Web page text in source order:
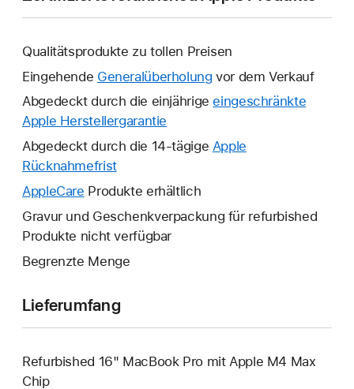
Qualitätsprodukte zu tollen Preisen
Eingehende Generalüberholung vor dem Verkauf
Abgedeckt durch die einjährige eingeschränkte
Apple Herstellergarantie
neues
geöffnet.
Abgedeckt durch die 14-tägige Apple
RücknahmefristEin
neues
wird
geöffnet.
AppleCare Ein
neues
Fenster
geöffnet.
Produkte erhältlich
Gravur und Geschenkverpackung für refurbished
Produkte nicht verfügbar
Begrenzte Menge
Lieferumfang
Refurbished 16" MacBook Pro mit Apple M4 Max
Chip